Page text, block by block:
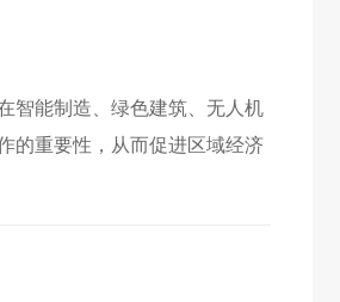
智能制造、绿色建筑、无人机
的重要性，从而促进区域经济